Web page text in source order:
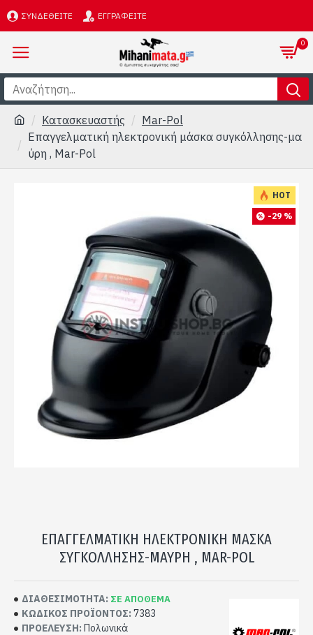
ΣΥΝΔΕΘΕΊΤΕ ΕΓΓΡΑΦΕΊΤΕ
0
Κατασκευαστής
Mar-Pol
Επαγγελματική ηλεκτρονική μάσκα συγκόλλησης-μα
ύρη , Mar-Pol
HOT
-29 %
ΕΠΑΓΓΕΛΜΑΤΙΚΉ ΗΛΕΚΤΡΟΝΙΚΉ ΜΆΣΚΑ
ΣΥΓΚΌΛΛΗΣΗΣ-ΜΑΎΡΗ , MAR-POL
ΔΙΑΘΕΣΙΜΟΤΗΤΑ: ΣΕ ΑΠΟΘΕΜΑ
ΚΩΔΙΚΌΣ ΠΡΟΪΌΝΤΟΣ: 7383
ΠΡΟΈΛΕΥΣΗ: Πολωνικά